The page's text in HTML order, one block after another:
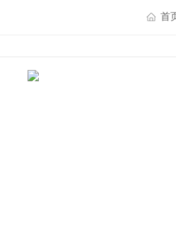
首